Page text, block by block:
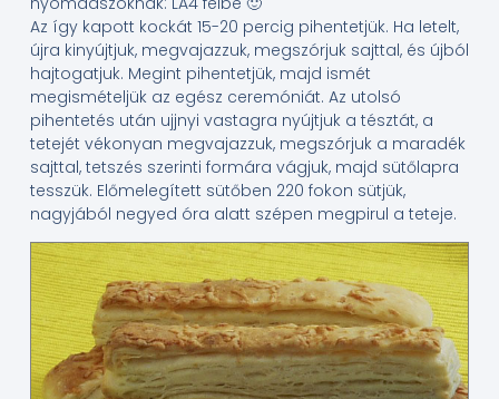
Az így kapott kockát 15-20 percig pihentetjük. Ha letelt,
újra kinyújtjuk, megvajazzuk, megszórjuk sajttal, és újból
hajtogatjuk. Megint pihentetjük, majd ismét
megismételjük az egész ceremóniát. Az utolsó
pihentetés után ujjnyi vastagra nyújtjuk a tésztát, a
tetejét vékonyan megvajazzuk, megszórjuk a maradék
sajttal, tetszés szerinti formára vágjuk, majd sütőlapra
tesszük. Előmelegített sütőben 220 fokon sütjük,
nagyjából negyed óra alatt szépen megpirul a teteje.